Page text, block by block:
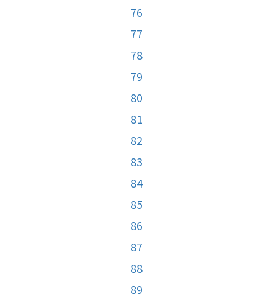
76
77
78
79
80
81
82
83
84
85
86
87
88
89